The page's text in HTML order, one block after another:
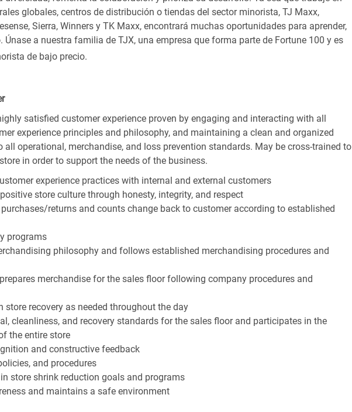
globales, centros de distribución o tiendas del sector minorista, TJ Maxx,
Sierra, Winners y TK Maxx, encontrará muchas oportunidades para aprender,
Únase a nuestra familia de TJX, una empresa que forma parte de Fortune 100 y es
de bajo precio.
satisfied customer experience proven by engaging and interacting with all
experience principles and philosophy, and maintaining a clean and organized
all operational, merchandise, and loss prevention standards. May be cross-trained to
in order to support the needs of the business.
experience practices with internal and external customers
store culture through honesty, integrity, and respect
returns and counts change back to customer according to established
programs
philosophy and follows established merchandising procedures and
merchandise for the sales floor following company procedures and
recovery as needed throughout the day
cleanliness, and recovery standards for the sales floor and participates in the
the entire store
and constructive feedback
and procedures
store shrink reduction goals and programs
and maintains a safe environment